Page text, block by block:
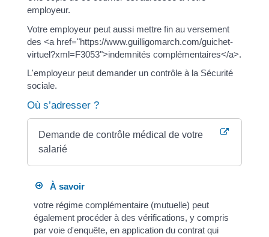
employeur.
Votre employeur peut aussi mettre fin au versement
des <a href="https://www.guilligomarch.com/guichet-
virtuel?xml=F3053">indemnités complémentaires</a>.
L'employeur peut demander un contrôle à la Sécurité
sociale.
Où s’adresser ?
Demande de contrôle médical de votre
salarié
À savoir
votre régime complémentaire (mutuelle) peut
également procéder à des vérifications, y compris
par voie d'enquête, en application du contrat qui